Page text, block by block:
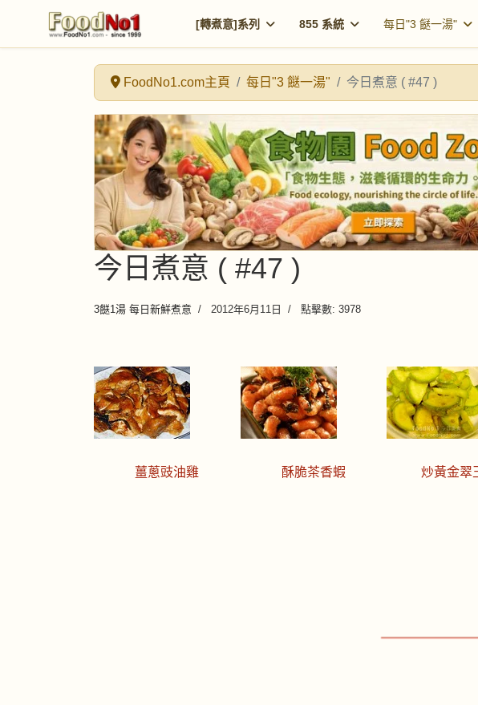
[轉煮意]系列 855 系統 每日"3 餸一湯"
FoodNo1.com主頁 每日"3 餸一湯" 今日煮意 ( #47 )
今日煮意 ( #47 )
3餸1湯 每日新鮮煮意 2012年6月11日 點擊數: 3978
薑蔥豉油雞 酥脆茶香蝦 炒黃金翠